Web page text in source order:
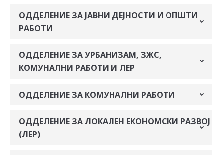
ОДДЕЛЕНИЕ ЗА ЈАВНИ ДЕЈНОСТИ И ОПШТИ
РАБОТИ
ОДДЕЛЕНИЕ ЗА УРБАНИЗАМ, ЗЖС,
КОМУНАЛНИ РАБОТИ И ЛЕР
ОДДЕЛЕНИЕ ЗА КОМУНАЛНИ РАБОТИ
ОДДЕЛЕНИЕ ЗА ЛОКАЛЕН ЕКОНОМСКИ РАЗВОЈ
(ЛЕР)